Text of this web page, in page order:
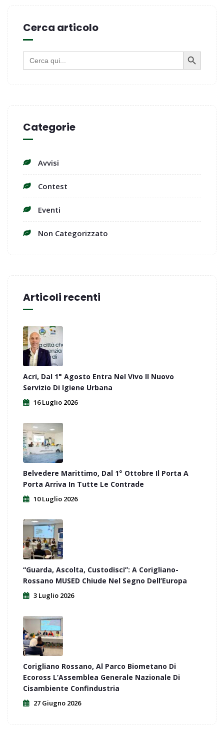
Cerca articolo
Search
for:
SEARCH BUTTON
Categorie
Avvisi
Contest
Eventi
Non Categorizzato
Articoli recenti
Acri, Dal 1° Agosto Entra Nel Vivo Il Nuovo
Servizio Di Igiene Urbana
16 Luglio 2026
Belvedere Marittimo, Dal 1° Ottobre Il Porta A
Porta Arriva In Tutte Le Contrade
10 Luglio 2026
“Guarda, Ascolta, Custodisci”: A Corigliano-
Rossano MUSED Chiude Nel Segno Dell’Europa
3 Luglio 2026
Corigliano Rossano, Al Parco Biometano Di
Ecoross L’Assemblea Generale Nazionale Di
Cisambiente Confindustria
27 Giugno 2026